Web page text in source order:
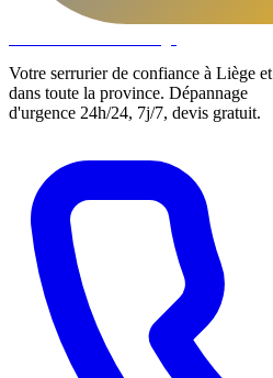
Votre serrurier de confiance à Liège et
dans toute la province. Dépannage
d'urgence 24h/24, 7j/7, devis gratuit.